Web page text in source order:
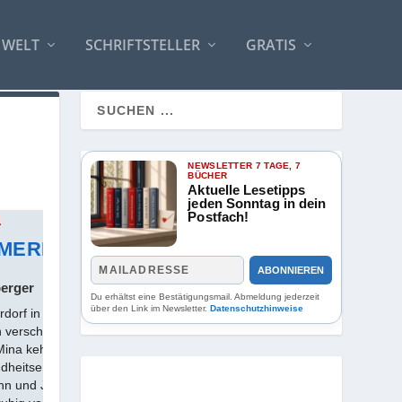
SCHRIFTSTELLER GRATIS
in Maine begegnen
kehrt nach
zurück
und Julie Halt. Der
NEWSLETTER 7 TAGE, 7
BÜCHER
Aktuelle Lesetipps
jeden Sonntag in dein
Postfach!
ABONNIEREN
Du erhältst eine Bestätigungsmail. Abmeldung jederzeit
über den Link im Newsletter.Datenschutzhinweise